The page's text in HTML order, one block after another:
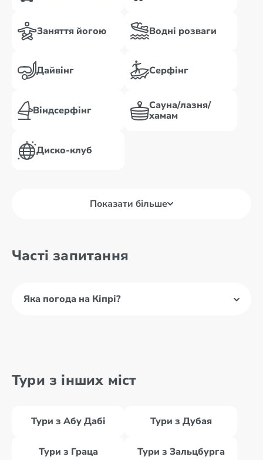
Заняття йогою Водні розваги
Дайвінг Серфінг
Віндсерфінг
Сауна/лазня/
хамам
Диско-клуб
Показати більше
Часті запитання
Яка погода на Кіпрі?
Тури з інших міст
Тури з Абу Дабі Тури з Дубая
Тури з Граца Тури з Зальцбурга